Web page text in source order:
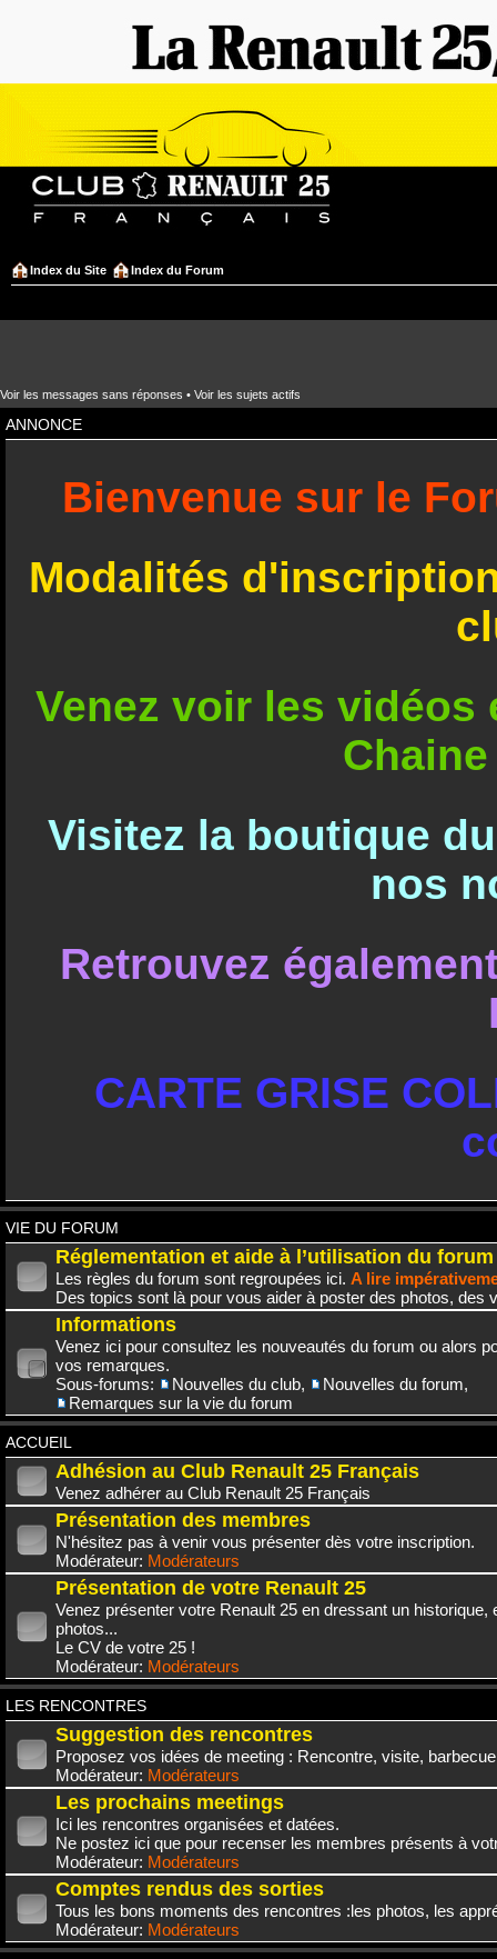
Index du Site Index du Forum
Voir les messages sans réponses • Voir les sujets actifs
ANNONCE
Bienvenue sur le
Modalités
Venez voir les
Visitez la boutique
nos
Retrouvez
CARTE GRISE
VIE DU FORUM
Réglementation et aide à l’utilisation du forum
Les règles du forum sont regroupées ici. A lire
Des topics sont là pour vous aider à poster des photos, des
Informations
Venez ici pour consultez les nouveautés du forum ou alors
vos remarques.
Sous-forums:
Nouvelles du club, Nouvelles du forum,
Remarques sur la vie du forum
ACCUEIL
Adhésion au Club Renault 25 Français
Venez adhérer au Club Renault 25 Français
Présentation des membres
N'hésitez pas à venir vous présenter dès votre inscription.
Modérateur: Modérateurs
Présentation de votre Renault 25
Venez présenter votre Renault 25 en dressant un historique,
photos...
Le CV de votre 25 !
Modérateur: Modérateurs
LES RENCONTRES
Suggestion des rencontres
Proposez vos idées de meeting : Rencontre, visite,
Modérateur: Modérateurs
Les prochains meetings
Ici les rencontres organisées et datées.
Ne postez ici que pour recenser les membres présents à
Modérateur: Modérateurs
Comptes rendus des sorties
Tous les bons moments des rencontres :les photos, les
Modérateur: Modérateurs